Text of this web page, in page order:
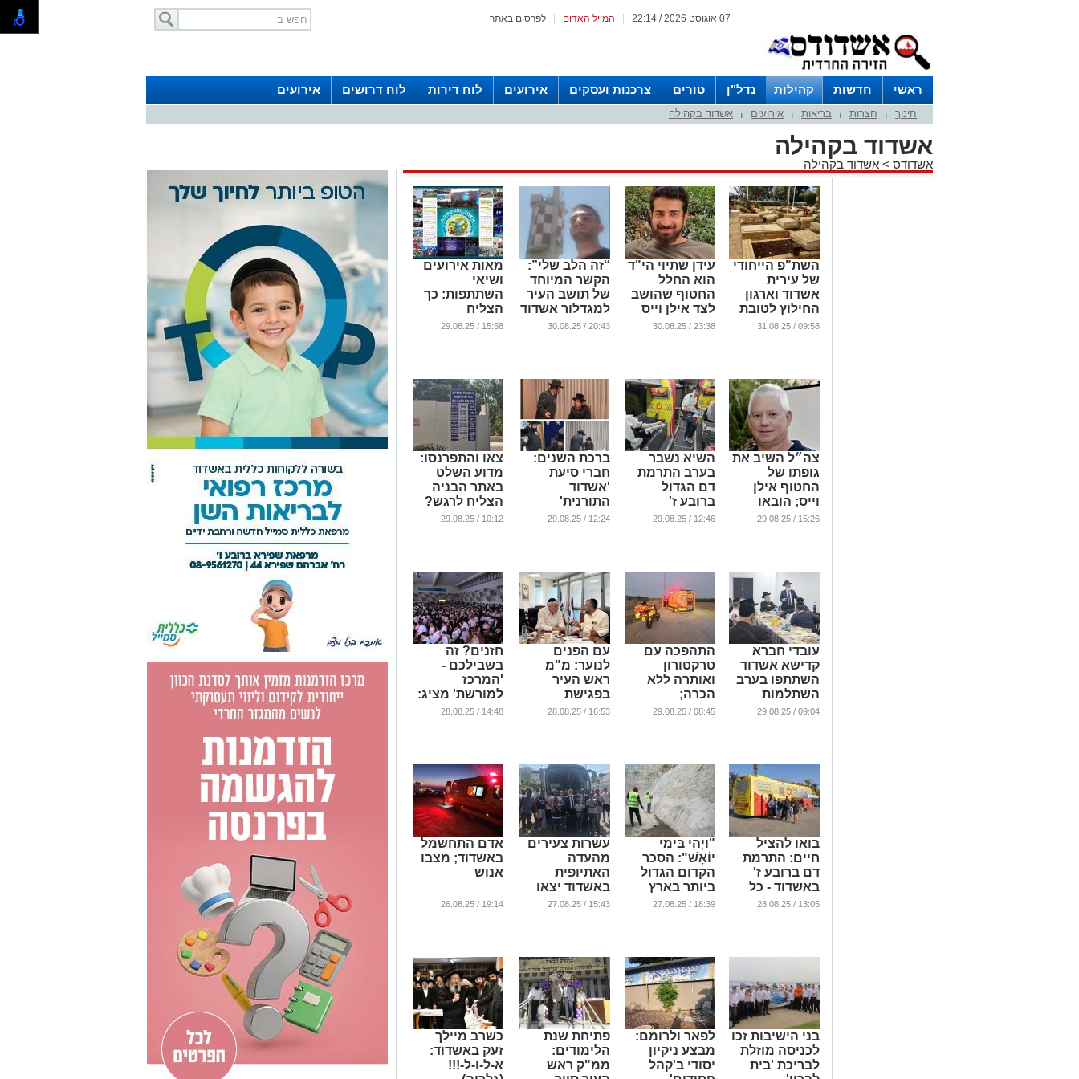
לפרסום באתר המייל האדום 07 אוגוסט 2026 / 22:14
ראשי חדשות קהילות נדל"ן טורים צרכנות ועסקים אירועים לוח דירות לוח דרושים אירועים
חינוך חצרות בריאות אירועים אשדוד בקהילה
אשדוד בקהילה
אשדודס > אשדוד בקהילה
השת"פ הייחודי
של עירית
אשדוד וארגון
החילוץ לטובת
תושבי העיר
09:58 / 31.08.25
עידן שתיוי הי"ד
הוא החלל
החטוף שהושב
לצד אילן וייס
הי"ד
23:38 / 30.08.25
“זה הלב שלי”:
הקשר המיוחד
של תושב העיר
למגדלור אשדוד
(וידאו)
20:43 / 30.08.25
מאות אירועים
ושיאי
השתתפות: כך
הצליח
'מעגלים'
15:58 / 29.08.25
צה״ל השיב את
גופתו של
החטוף אילן
וייס; הובאו
ממצאים של
15:26 / 29.08.25
השיא נשבר
בערב התרמת
דם הגדול
ברובע ז'
באשדוד
12:46 / 29.08.25
ברכת השנים:
חברי סיעת
'אשדוד
התורנית'
התקבלו לברכה
12:24 / 29.08.25
צאו והתפרנסו:
מדוע השלט
באתר הבניה
הצליח לרגש?
...
10:12 / 29.08.25
עובדי חברא
קדישא אשדוד
השתתפו בערב
השתלמות
מקצועית
09:04 / 29.08.25
התהפכה עם
טרקטורון
ואותרה ללא
הכרה;
משפחתה
08:45 / 29.08.25
עם הפנים
לנוער: מ"מ
ראש העיר
בפגישת
היערכות עם
16:53 / 28.08.25
חזנים? זה
בשבילכם -
'המרכז
למורשת' מציג:
קורס מהפכני
14:48 / 28.08.25
בואו להציל
חיים: התרמת
דם ברובע ז'
באשדוד - כל
הפרטים
13:05 / 28.08.25
"וַיְהִי בִּימֵי
יוֹאָשׁ": הסכר
הקדום הגדול
ביותר בארץ
נחשף
18:39 / 27.08.25
עשרות צעירים
מהעדה
האתיופית
באשדוד יצאו
למסע תפילות
15:43 / 27.08.25
אדם התחשמל
באשדוד; מצבו
אנוש
...
19:14 / 26.08.25
בני הישיבות זכו
לכניסה מוזלת
לבריכת 'בית
לפאר ולרומם:
מבצע ניקיון
יסודי ב'קהל
פתיחת שנת
הלימודים:
ממ"ק ראש
כשרב מיילך
זעק באשדוד:
א-ל-ו-ל-!!!